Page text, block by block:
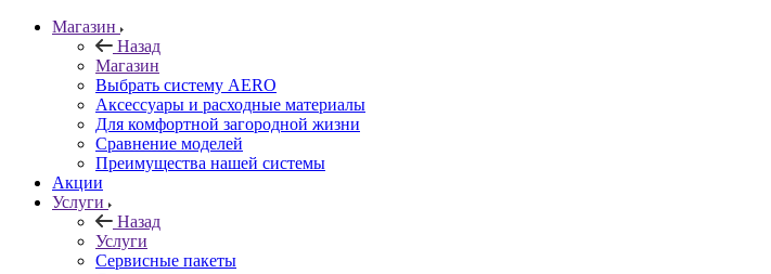
Магазин
Назад
Магазин
Выбрать систему AERO
Аксессуары и расходные материалы
Для комфортной загородной жизни
Сравнение моделей
Преимущества нашей системы
Акции
Услуги
Назад
Услуги
Сервисные пакеты